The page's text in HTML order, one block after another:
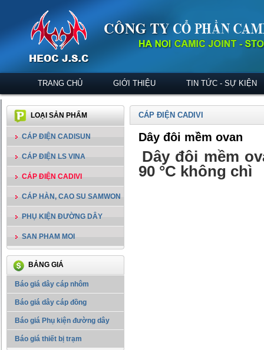
TRANG CHỦ GIỚI THIỆU TIN TỨC - SỰ KIỆN
LOẠI SẢN PHẨM
CÁP ĐIỆN CADISUN
CÁP ĐIỆN LS VINA
CÁP ĐIỆN CADIVI
CÁP HÀN, CAO SU SAMWON
PHỤ KIỆN ĐƯỜNG DÂY
SAN PHAM MOI
BẢNG GIÁ
Báo giá dây cáp nhôm
Báo giá dây cáp đồng
Báo giá Phụ kiện đường dây
Báo giá thiết bị trạm
CÁP ĐIỆN CADIVI
Dây đôi mềm ovan
Dây đôi mềm
90 °C không chì